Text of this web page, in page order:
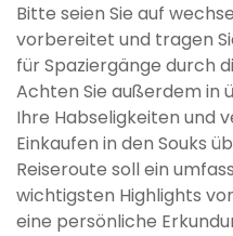
Bitte seien Sie auf
vorbereitet und tragen
für Spaziergänge durch
Achten Sie außerdem in
Ihre Habseligkeiten und
Einkaufen in den Souks
Reiseroute soll ein
wichtigsten Highlights
eine persönliche